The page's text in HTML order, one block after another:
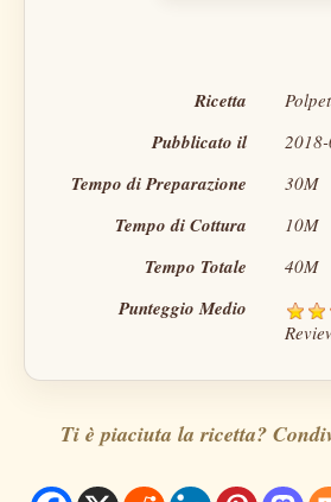
Ricetta
Pubblicato il
Tempo di Preparazione 30M
Tempo di Cottura 10M
Tempo Totale 40M
Punteggio Medio
Ti è piaciuta la ricetta?